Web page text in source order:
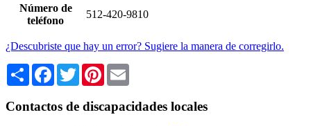
Número de
teléfono
512-420-9810
¿Descubriste que hay un error? Sugiere la manera de corregirlo.
Share Facebook
TwitterPinterest
Contactos de discapacidades locales